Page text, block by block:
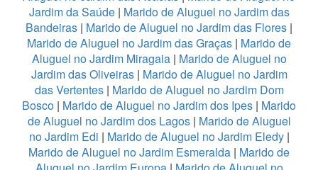
Jardim da Saúde| Marido de Aluguel no Jardim das
Bandeiras | Marido de Aluguel no Jardim das Flores |
Marido de Aluguel no Jardim das Graças | Marido de
Aluguel no Jardim Miragaia| Marido de Aluguel no
Jardim das Oliveiras| Marido de Aluguel no Jardim
das Vertentes| Marido de Aluguel no Jardim Dom
Bosco | Marido de Aluguel no Jardim dos Ipes | Marido
de Aluguel no Jardim dos Lagos| Marido de Aluguel
no Jardim Edi | Marido de Aluguel no Jardim Eledy|
Marido de Aluguel no Jardim Esmeralda | Marido de